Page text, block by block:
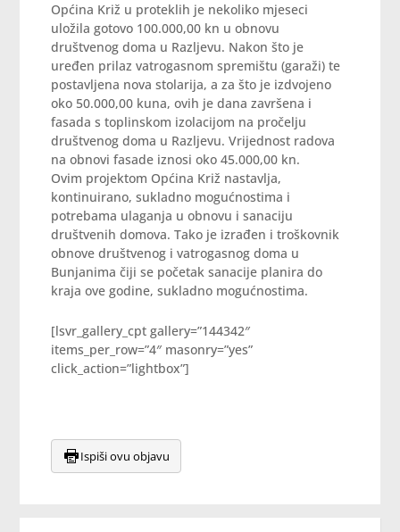
Općina Križ u proteklih je nekoliko mjeseci
uložila gotovo 100.000,00 kn u obnovu
društvenog doma u Razljevu. Nakon što je
uređen prilaz vatrogasnom spremištu (garaži) te
postavljena nova stolarija, a za što je izdvojeno
oko 50.000,00 kuna, ovih je dana završena i
fasada s toplinskom izolacijom na pročelju
društvenog doma u Razljevu. Vrijednost radova
na obnovi fasade iznosi oko 45.000,00 kn.
Ovim projektom Općina Križ nastavlja,
kontinuirano, sukladno mogućnostima i
potrebama ulaganja u obnovu i sanaciju
društvenih domova. Tako je izrađen i troškovnik
obnove društvenog i vatrogasnog doma u
Bunjanima čiji se početak sanacije planira do
kraja ove godine, sukladno mogućnostima.
[lsvr_gallery_cpt gallery=”144342″
items_per_row=”4″ masonry=”yes”
click_action=”lightbox”]
Ispiši ovu objavu